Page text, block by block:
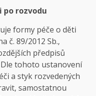
po rozvodu
formy péče o děti
č. 89/2012 Sb.,
předpisů
Dle tohoto ustanovení
a styk rozvedených
samostatnou